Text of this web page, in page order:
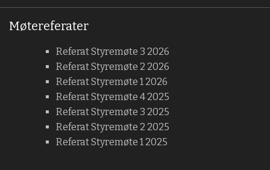
Møtereferater
Referat Styremøte 3 2026
Referat Styremøte 2 2026
Referat Styremøte 1 2026
Referat Styremøte 4 2025
Referat Styremøte 3 2025
Referat Styremøte 2 2025
Referat Styremøte 1 2025